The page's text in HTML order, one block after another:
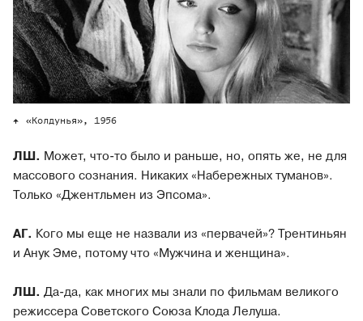
«Колдунья», 1956
ЛШ. Может, что-то было и раньше, но, опять же, не для
массового сознания. Никаких «Набережных туманов».
Только «Джентльмен из Эпсома».
АГ. Кого мы еще не назвали из «первачей»? Трентиньян
и Анук Эме, потому что «Мужчина и женщина».
ЛШ. Да-да, как многих мы знали по фильмам великого
режиссера Советского Союза Клода Лелуша.